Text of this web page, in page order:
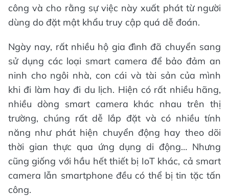
công và cho rằng sự việc này xuất phát từ người
dùng do đặt mật khẩu truy cập quá dễ đoán.
Ngày nay, rất nhiều hộ gia đình đã chuyển sang
sử dụng các loại smart camera để bảo đảm an
ninh cho ngôi nhà, con cái và tài sản của mình
khi đi làm hay đi du lịch. Hiện có rất nhiều hãng,
nhiều dòng smart camera khác nhau trên thị
trường, chúng rất dễ lắp đặt và có nhiều tính
năng như phát hiện chuyển động hay theo dõi
thời gian thực qua ứng dụng di động… Nhưng
cũng giống với hầu hết thiết bị IoT khác, cả smart
camera lẫn smartphone đều có thể bị tin tặc tấn
công.